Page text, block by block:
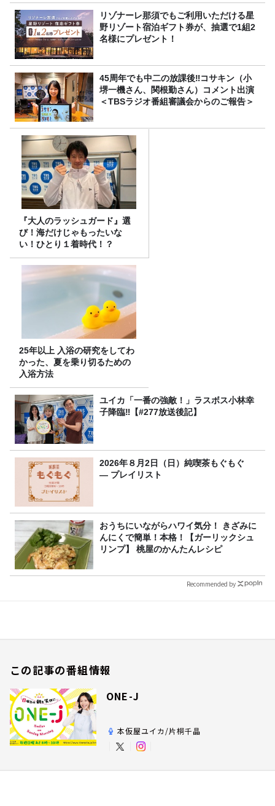
リゾナーレ那須でもご利用いただける星
野リゾート宿泊ギフト券が、抽選で1組2
名様にプレゼント！
45周年でも中二の放課後‼コサキン（小
堺一機さん、関根勤さん）コメント出演
＜TBSラジオ番組審議会からのご報告＞
『大人のラッシュガード』選
び！海だけじゃもったいな
い！ひとり１着時代！？
25年以上 入浴の研究をしてわ
かった、夏を乗り切るための
入浴方法
ユイカ「一番の強敵！」ラスボス小林幸
子降臨‼【#277放送後記】
2026年８月2日（日）純喫茶もぐもぐ
― プレイリスト
おうちにいながらハワイ気分！ きざみに
んにくで簡単！本格！【ガーリックシュ
リンプ】 桃屋のかんたんレシピ
Recommended by
この記事の番組情報
ONE-J
本仮屋ユイカ/片桐千晶